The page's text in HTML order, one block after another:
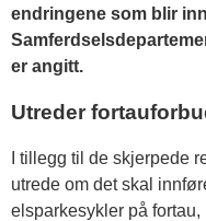
endringene som blir
er angitt.
Utreder
I tillegg til de skjerpede
utrede om det skal
elsparkesykler på fortau,